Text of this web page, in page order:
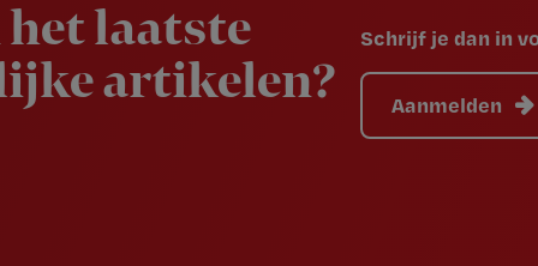
laatste
artikelen?
Schrijf je dan in
Aanmelden